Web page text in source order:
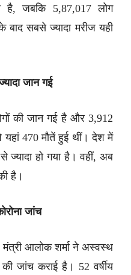
जबकि 5,87,017 लोग
सबसे ज्यादा मरीज यही
जान गई
की जान गई है और 3,912
470 मौतें हुई थीं। देश में
हो गया है। वहीं, अब
है।
जांच
मंत्री आलोक शर्मा ने अस्वस्थ
जांच कराई है। 52 वर्षीय